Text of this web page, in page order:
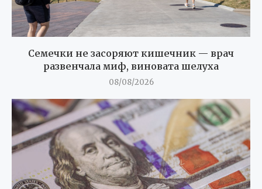
Семечки не засоряют кишечник — врач
развенчала миф, виновата шелуха
08/08/2026